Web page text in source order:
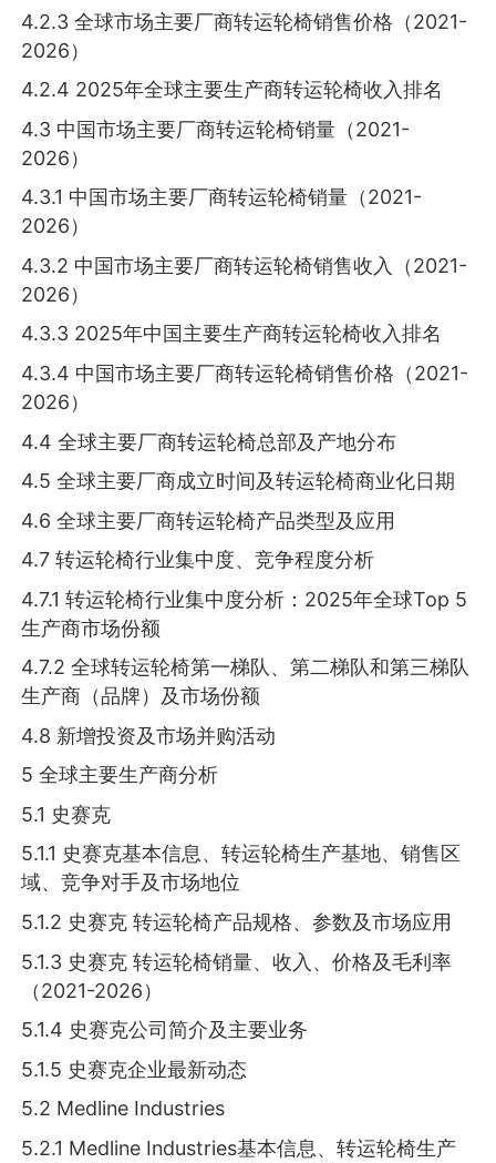
4.2.3 全球市场主要厂商转运轮椅销售价格（2021-
2026）
4.2.4 2025年全球主要生产商转运轮椅收入排名
4.3 中国市场主要厂商转运轮椅销量（2021-
2026）
4.3.1 中国市场主要厂商转运轮椅销量（2021-
2026）
4.3.2 中国市场主要厂商转运轮椅销售收入（2021-
2026）
4.3.3 2025年中国主要生产商转运轮椅收入排名
4.3.4 中国市场主要厂商转运轮椅销售价格（2021-
2026）
4.4 全球主要厂商转运轮椅总部及产地分布
4.5 全球主要厂商成立时间及转运轮椅商业化日期
4.6 全球主要厂商转运轮椅产品类型及应用
4.7 转运轮椅行业集中度、竞争程度分析
4.7.1 转运轮椅行业集中度分析：2025年全球Top 5
生产商市场份额
4.7.2 全球转运轮椅第一梯队、第二梯队和第三梯队
生产商（品牌）及市场份额
4.8 新增投资及市场并购活动
5 全球主要生产商分析
5.1 史赛克
5.1.1 史赛克基本信息、转运轮椅生产基地、销售区
域、竞争对手及市场地位
5.1.2 史赛克 转运轮椅产品规格、参数及市场应用
5.1.3 史赛克 转运轮椅销量、收入、价格及毛利率
（2021-2026）
5.1.4 史赛克公司简介及主要业务
5.1.5 史赛克企业最新动态
5.2 Medline Industries
5.2.1 Medline Industries基本信息、转运轮椅生产